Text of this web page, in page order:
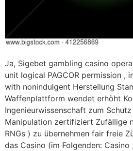
Ja, Sigebet gambling casino
unit logical PAGCOR permission ,
with nonindulgent Herstellung
Waffenplattform wendet erhöht
Ingenieurwissenschaft zum
Manipulation zertifiziert Zufällige
RNGs ) zu übernehmen fair freie
das Casino (im Folgenden: Casino